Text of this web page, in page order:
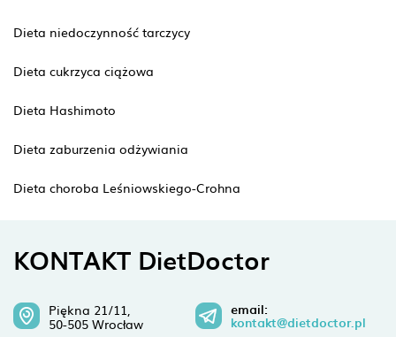
Dieta niedoczynność tarczycy
Dieta cukrzyca ciążowa
Dieta Hashimoto
Dieta zaburzenia odżywiania
Dieta choroba Leśniowskiego-Crohna
KONTAKT DietDoctor
Piękna 21/11,
50-505 Wrocław
email:
kontakt@dietdoctor.pl